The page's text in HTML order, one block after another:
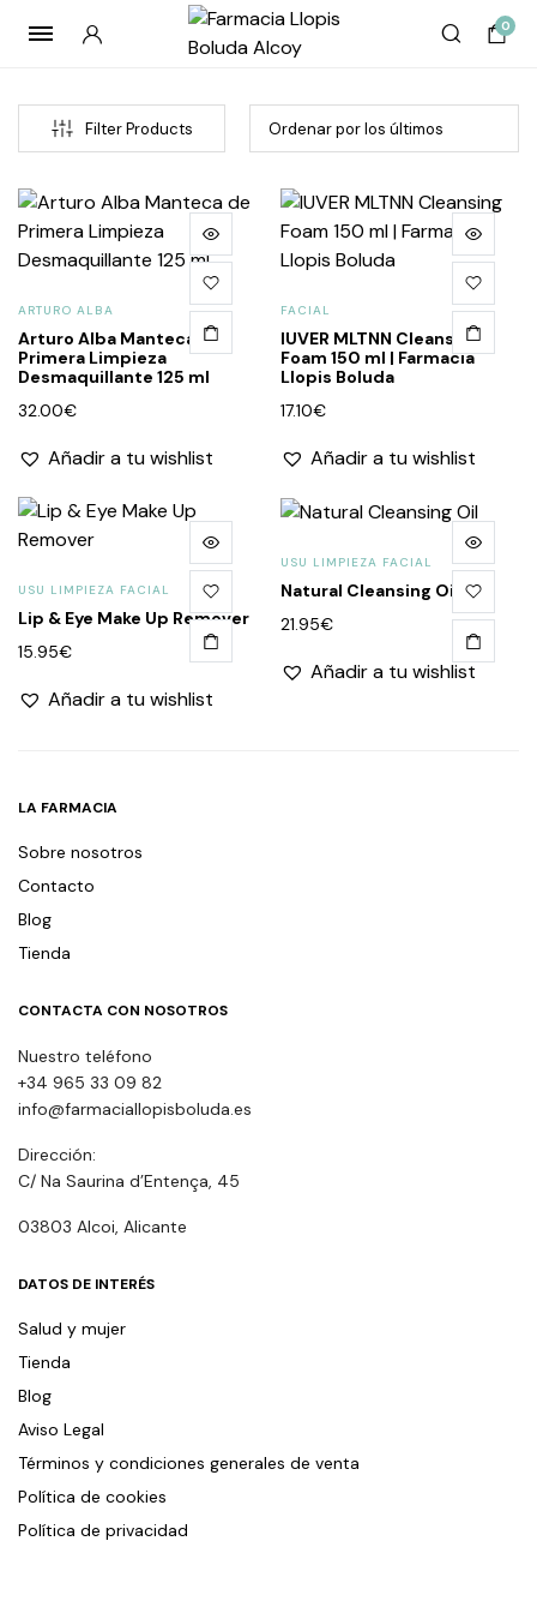
0
Filter Products
ARTURO ALBA
Arturo Alba Manteca de
Primera Limpieza
Desmaquillante 125 ml
32.00€
Añadir a tu wishlist
FACIAL
IUVER MLTNN Cleansing
Foam 150 ml | Farmacia
Llopis Boluda
17.10€
Añadir a tu wishlist
USU LIMPIEZA FACIAL
Lip & Eye Make Up Remover
15.95€
Añadir a tu wishlist
USU LIMPIEZA FACIAL
Natural Cleansing Oil
21.95€
Añadir a tu wishlist
LA FARMACIA
Sobre nosotros
Contacto
Blog
Tienda
CONTACTA CON NOSOTROS
Nuestro teléfono
+34 965 33 09 82
info@farmaciallopisboluda.es
Dirección:
C/ Na Saurina d’Entença, 45
03803 Alcoi, Alicante
DATOS DE INTERÉS
Salud y mujer
Tienda
Blog
Aviso Legal
Términos y condiciones generales de venta
Política de cookies
Política de privacidad